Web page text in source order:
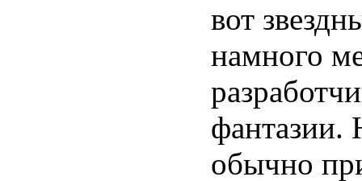
вот
намного
фантазии.
обычно